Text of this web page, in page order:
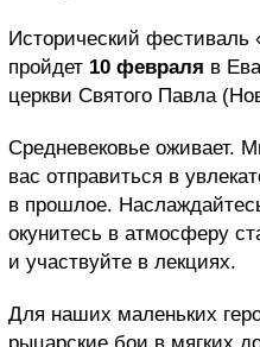
Исторический
пройдет 10 февраля в
церкви Святого Павла
Средневековье оживает.
вас отправиться в
в прошлое.
окунитесь в атмосферу
и участвуйте в лекциях.
Для наших маленьких